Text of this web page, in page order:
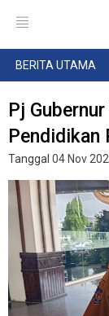
BERITA UTAMA
Pj
Pendidikan
Tanggal 04 Nov